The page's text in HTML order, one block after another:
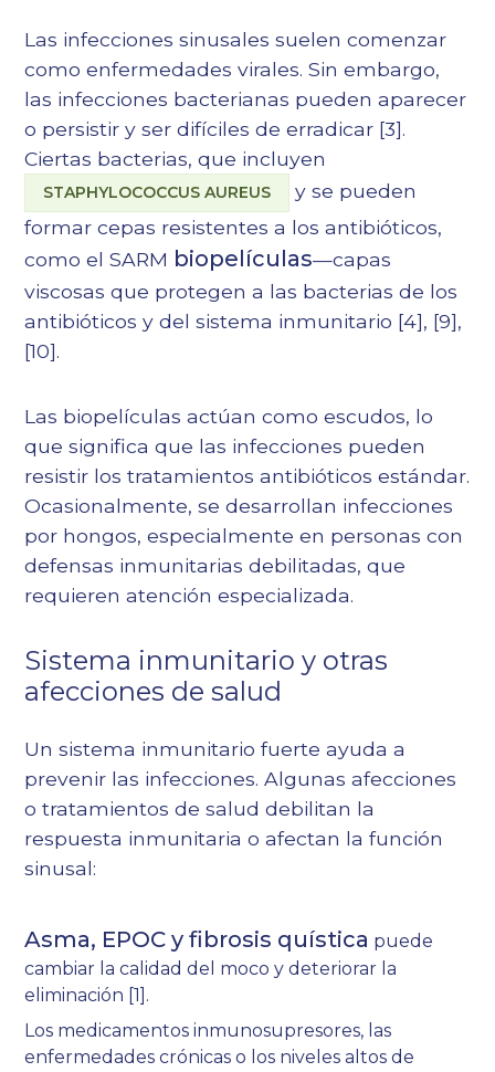
Las infecciones sinusales suelen comenzar
como enfermedades virales. Sin embargo,
las infecciones bacterianas pueden aparecer
o persistir y ser difíciles de erradicar [3].
Ciertas bacterias, que incluyen
STAPHYLOCOCCUS AUREUS
y se pueden
formar cepas resistentes a los antibióticos,
como el SARM biopelículas—capas
viscosas que protegen a las bacterias de los
antibióticos y del sistema inmunitario [4], [9],
[10].
Las biopelículas actúan como escudos, lo
que significa que las infecciones pueden
resistir los tratamientos antibióticos estándar.
Ocasionalmente, se desarrollan infecciones
por hongos, especialmente en personas con
defensas inmunitarias debilitadas, que
requieren atención especializada.
Sistema inmunitario y otras
afecciones de salud
Un sistema inmunitario fuerte ayuda a
prevenir las infecciones. Algunas afecciones
o tratamientos de salud debilitan la
respuesta inmunitaria o afectan la función
sinusal:
Asma, EPOC y fibrosis quística puede
cambiar la calidad del moco y deteriorar la
eliminación [1] .
Los medicamentos inmunosupresores, las
enfermedades crónicas o los niveles altos de